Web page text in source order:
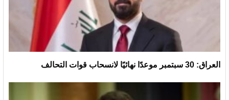
العراق: 30 سبتمبر موعدًا نهائيًا لانسحاب قوات التحالف